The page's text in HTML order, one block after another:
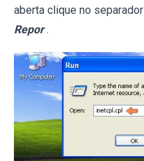
aberta clique no separador
Repor .